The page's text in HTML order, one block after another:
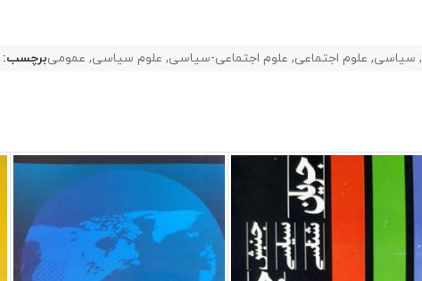
, سیاسی, علوم اجتماعی, علوم اجتماعی-سیاسی, علوم سیاسی, عمومیبرچسب: